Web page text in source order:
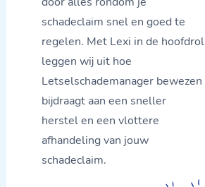
schadeclaim snel en goed te
regelen. Met Lexi in de hoofdrol
leggen wij uit hoe
Letselschademanager bewezen
bijdraagt aan een sneller
herstel en een vlottere
afhandeling van jouw
schadeclaim.